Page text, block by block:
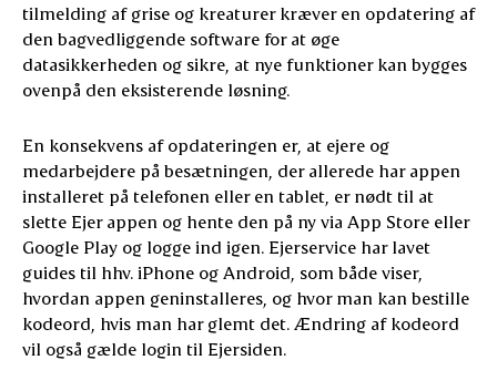
tilmelding af grise og kreaturer kræver en opdatering af
den bagvedliggende software for at øge
datasikkerheden og sikre, at nye funktioner kan bygges
ovenpå den eksisterende løsning.
En konsekvens af opdateringen er, at ejere og
medarbejdere på besætningen, der allerede har appen
installeret på telefonen eller en tablet, er nødt til at
slette Ejer appen og hente den på ny via App Store eller
Google Play og logge ind igen. Ejerservice har lavet
guides til hhv. iPhone og Android, som både viser,
hvordan appen geninstalleres, og hvor man kan bestille
kodeord, hvis man har glemt det. Ændring af kodeord
vil også gælde login til Ejersiden.